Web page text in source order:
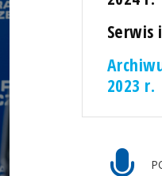
Serwis
2023 r.